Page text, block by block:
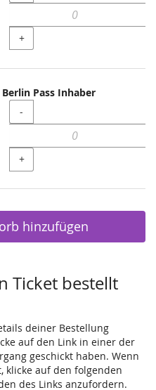
+
Pass Inhaber
Menge
-
+
hinzufügen
Ticket bestellt
deiner Bestellung
auf den Link in einer der
geschickt haben. Wenn
klicke auf den folgenden
des Links anzufordern.